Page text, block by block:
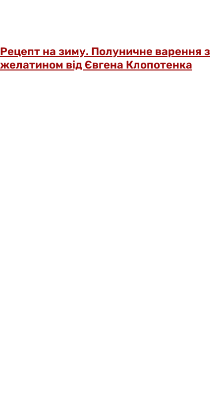
Рецепт на зиму. Полуничне варення з
желатином від Євгена Клопотенка